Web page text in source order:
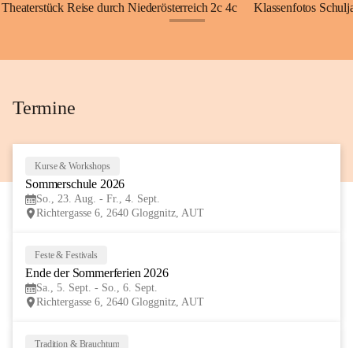
Theaterstück Reise durch Niederösterreich 2c 4c Klassenfotos
Termine
Kurse & Workshops
Sommerschule 2026
So., 23. Aug. - Fr., 4. Sept.
Richtergasse 6, 2640 Gloggnitz, AUT
Feste & Festivals
Ende der Sommerferien 2026
Sa., 5. Sept. - So., 6. Sept.
Richtergasse 6, 2640 Gloggnitz, AUT
Tradition & Brauchtum